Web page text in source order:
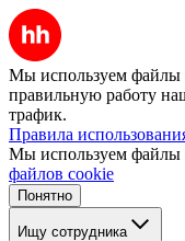
Мы используем файлы
правильную работу
трафик.
Правила
Мы используем файлы
файлов cookie
Понятно
Ищу сотрудника